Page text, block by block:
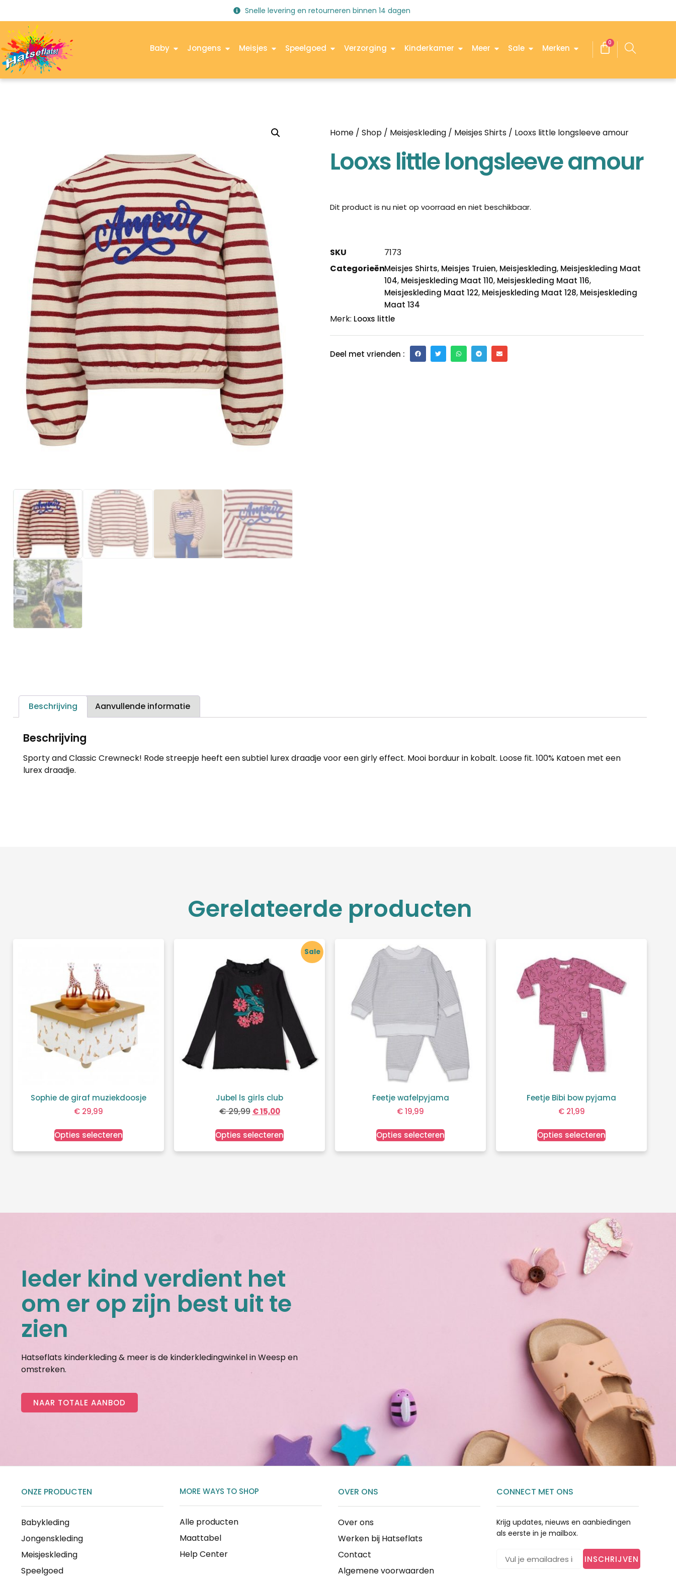
Snelle levering en retourneren binnen 14 dagen
Baby Jongens Meisjes Speelgoed Verzorging Kinderkamer Meer Sale Merken
0
Home / Shop / Meisjeskleding / Meisjes Shirts / Looxs little longsleeve amour
Looxs little longsleeve amour
Dit product is nu niet op voorraad en niet beschikbaar.
SKU
7173
CategorieënMeisjes Shirts, Meisjes Truien, Meisjeskleding, Meisjeskleding Maat
104, Meisjeskleding Maat 110, Meisjeskleding Maat 116,
Meisjeskleding Maat 122, Meisjeskleding Maat 128, Meisjeskleding
Maat 134
Merk: Looxs little
Deel met vrienden :
Beschrijving Aanvullende informatie
Beschrijving
Sporty and Classic Crewneck! Rode streepje heeft een subtiel lurex draadje voor een girly effect. Mooi borduur in kobalt. Loose fit. 100% Katoen met een
lurex draadje.
Gerelateerde producten
Sophie de giraf muziekdoosje
€ 29,99
Opties selecteren
Sale
Jubel ls girls club
€29,99 €15,00
Opties selecteren
Feetje wafelpyjama
€19,99
Opties selecteren
Feetje Bibi bow pyjama
€21,99
Opties selecteren
Ieder kind verdient het
om er op zijn best uit te
zien
Hatseflats kinderkleding & meer is de kinderkledingwinkel in Weesp en
omstreken.
NAAR TOTALE AANBOD
ONZE PRODUCTEN
Babykleding
Jongenskleding
Meisjeskleding
Speelgoed
MORE WAYS TO SHOP
Alle producten
Maattabel
Help Center
OVER ONS
Over ons
Werken bij Hatseflats
Contact
Algemene voorwaarden
CONNECT MET ONS
Krijg updates, nieuws en aanbiedingen
als eerste in je mailbox.
INSCHRIJVEN